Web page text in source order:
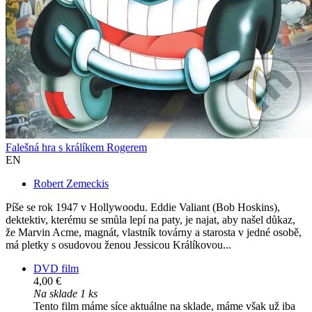
Falešná hra s králíkem Rogerem
EN
Robert Zemeckis
Píše se rok 1947 v Hollywoodu. Eddie Valiant (Bob Hoskins),
dektektiv, kterému se smůla lepí na paty, je najat, aby našel důkaz,
že Marvin Acme, magnát, vlastník továrny a starosta v jedné osobě,
má pletky s osudovou ženou Jessicou Králíkovou...
DVD film
4,00 €
Na sklade 1 ks
Tento film máme síce aktuálne na sklade, máme však už iba